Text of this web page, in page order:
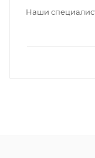
Наши